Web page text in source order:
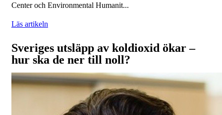
Center och Environmental Humanit...
Läs artikeln
Sveriges utsläpp av koldioxid ökar –
hur ska de ner till noll?